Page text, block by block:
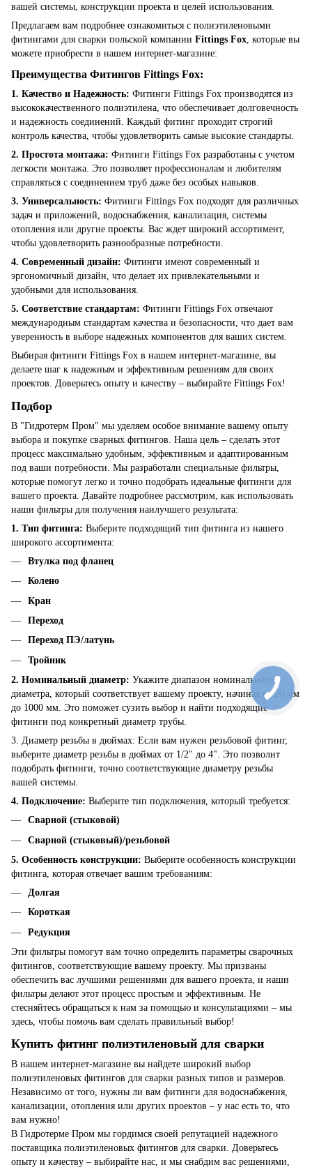
вашей системы, конструкции проекта и целей использования.
Предлагаем вам подробнее ознакомиться с полиэтиленовыми
фитингами для сварки польской компании Fittings Fox , которые вы
можете приобрести в нашем интернет-магазине:
Преимущества Фитингов Fittings Fox:
1. Качество и Надежность: Фитинги Fittings Fox производятся из
высококачественного полиэтилена, что обеспечивает долговечность
и надежность соединений. Каждый фитинг проходит строгий
контроль качества, чтобы удовлетворить самые высокие стандарты.
2. Простота монтажа: Фитинги Fittings Fox разработаны с учетом
легкости монтажа. Это позволяет профессионалам и любителям
справляться с соединением труб даже без особых навыков.
3. Универсальность: Фитинги Fittings Fox подходят для различных
задач и приложений, водоснабжения, канализация, системы
отопления или другие проекты. Вас ждет широкий ассортимент,
чтобы удовлетворить разнообразные потребности.
4. Современный дизайн: Фитинги имеют современный и
эргономичный дизайн, что делает их привлекательными и
удобными для использования.
5. Соответствие стандартам: Фитинги Fittings Fox отвечают
международным стандартам качества и безопасности, что дает вам
уверенность в выборе надежных компонентов для ваших систем.
Выбирая фитинги Fittings Fox в нашем интернет-магазине, вы
делаете шаг к надежным и эффективным решениям для своих
проектов. Доверьтесь опыту и качеству – выбирайте Fittings Fox!
Подбор
В "Гидротерм Пром" мы уделяем особое внимание вашему опыту
выбора и покупке сварных фитингов. Наша цель – сделать этот
процесс максимально удобным, эффективным и адаптированным
под ваши потребности. Мы разработали специальные фильтры,
которые помогут легко и точно подобрать идеальные фитинги для
вашего проекта. Давайте подробнее рассмотрим, как использовать
наши фильтры для получения наилучшего результата:
1. Тип фитинга: Выберите подходящий тип фитинга из нашего
широкого ассортимента:
Втулка под фланец
Колено
Кран
Переход
Переход ПЭ/латунь
Тройник
2. Номинальный диаметр: Укажите диапазон номинального
диаметра, который соответствует вашему проекту, начиная от 20 мм
до 1000 мм. Это поможет сузить выбор и найти подходящие
фитинги под конкретный диаметр трубы.
3. Диаметр резьбы в дюймах: Если вам нужен резьбовой фитинг,
выберите диаметр резьбы в дюймах от 1/2" до 4". Это позволит
подобрать фитинги, точно соответствующие диаметру резьбы
вашей системы.
4. Подключение: Выберите тип подключения, который требуется:
Сварной (стыковой)
Сварной (стыковый)/резьбовой
5. Особенность конструкции: Выберите особенность конструкции
фитинга, которая отвечает вашим требованиям:
Долгая
Короткая
Редукция
Эти фильтры помогут вам точно определить параметры сварочных
фитингов, соответствующие вашему проекту. Мы призваны
обеспечить вас лучшими решениями для вашего проекта, и наши
фильтры делают этот процесс простым и эффективным. Не
стесняйтесь обращаться к нам за помощью и консультациями – мы
здесь, чтобы помочь вам сделать правильный выбор!
Купить фитинг полиэтиленовый для сварки
В нашем интернет-магазине вы найдете широкий выбор
полиэтиленовых фитингов для сварки разных типов и размеров.
Независимо от того, нужны ли вам фитинги для водоснабжения,
канализации, отопления или других проектов – у нас есть то, что
вам нужно!
В Гидротерме Пром мы гордимся своей репутацией надежного
поставщика полиэтиленовых фитингов для сварки. Доверьтесь
опыту и качеству – выбирайте нас, и мы снабдим вас решениями,